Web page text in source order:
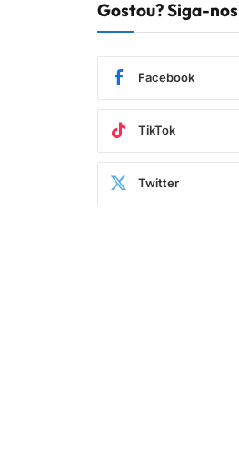
Gostou? Siga-nos
Facebook
TikTok
Twitter